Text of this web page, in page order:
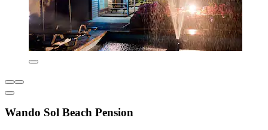
Wando Sol Beach Pension